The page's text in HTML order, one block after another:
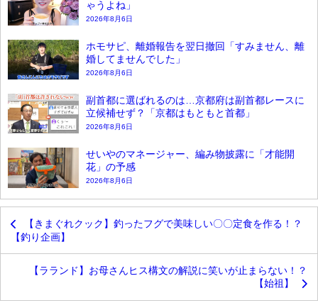
ゃうよね」
2026年8月6日
ホモサピ、離婚報告を翌日撤回「すみません、離
婚してませんでした」
2026年8月6日
副首都に選ばれるのは…京都府は副首都レースに
立候補せず？「京都はもともと首都」
2026年8月6日
せいやのマネージャー、編み物披露に「才能開
花」の予感
2026年8月6日
【きまぐれクック】釣ったフグで美味しい〇〇定食を作る！？
【釣り企画】
【ラランド】お母さんヒス構文の解説に笑いが止まらない！？
【始祖】